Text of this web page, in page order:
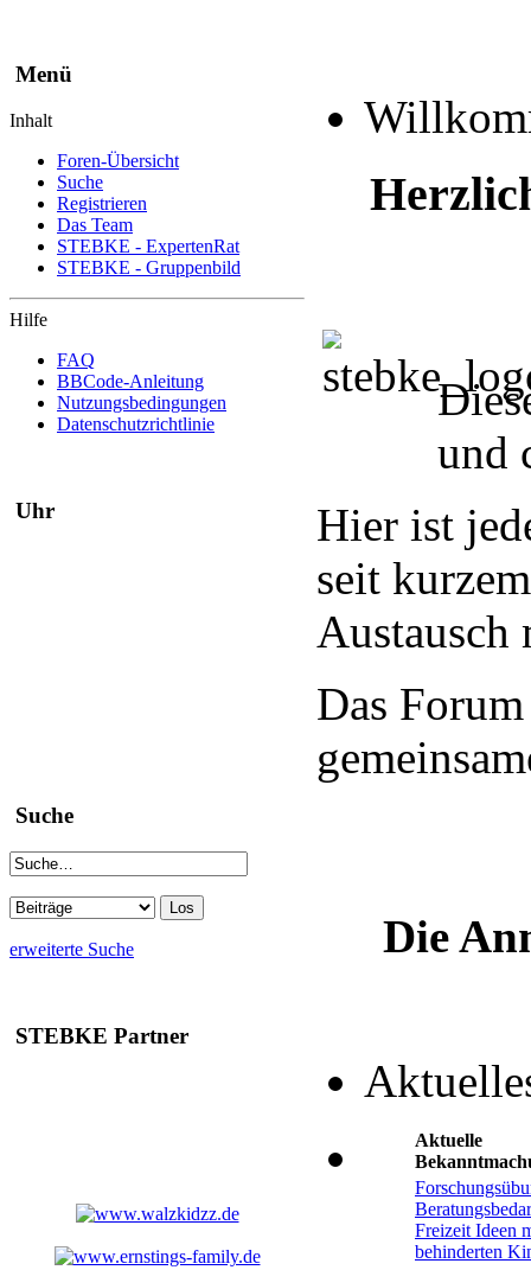
Menü
Inhalt
Foren-Übersicht
Suche
Registrieren
Das Team
STEBKE - ExpertenRat
STEBKE - Gruppenbild
Hilfe
FAQ
BBCode-Anleitung
Nutzungsbedingungen
Datenschutzrichtlinie
Uhr
Suche
erweiterte Suche
STEBKE Partner
und
Hier ist
seit
Austausch
Das
Die
Aktuelle
Freizeit Ideen
behinderten